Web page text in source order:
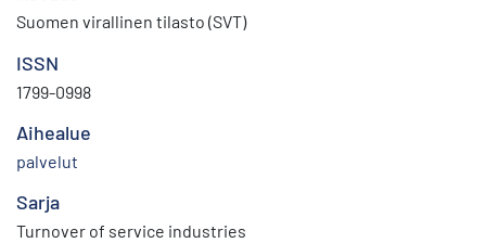
Suomen virallinen tilasto (SVT)
ISSN
1799-0998
Aihealue
palvelut
Sarja
Turnover of service industries